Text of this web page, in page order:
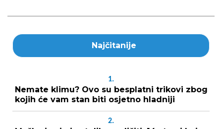
Najčitanije
1.
Nemate klimu? Ovo su besplatni trikovi zbog
kojih će vam stan biti osjetno hladniji
2.